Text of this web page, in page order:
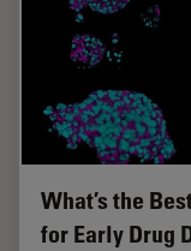
What’s the
for Early Drug